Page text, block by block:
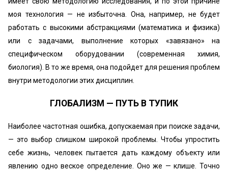
моя технология — не избыточна. Она, например, не будет
работать с высокими абстракциями (математика и физика)
или с задачами, выполнение которых «завязано» на
специфическом оборудовании (современная химия,
биология). В то же время, она подойдет для решения проблем
внутри методологии этих дисциплин.
ГЛОБАЛИЗМ — ПУТЬ В ТУПИК
Наиболее частотная ошибка, допускаемая при поиске задачи,
— это выбор слишком широкой проблемы. Чтобы упростить
себе жизнь, человек пытается дать каждому объекту или
явлению одно веское определение. Оно же — клише. Точно